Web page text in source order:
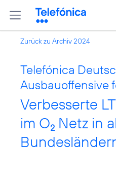
Zurück zu Archiv 2024
Telefónica
Ausbauoffensive
Verbesserte
im O2 Netz in